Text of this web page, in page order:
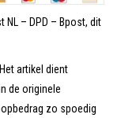
NL – DPD – Bpost, dit
artikel dient
de originele
zo spoedig